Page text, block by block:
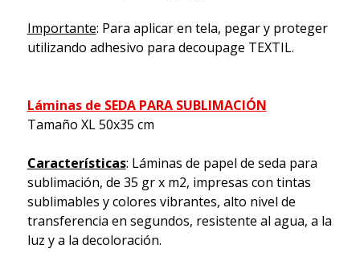
Importante: Para aplicar en tela, pegar y proteger
utilizando adhesivo para decoupage TEXTIL.
Láminas de SEDA PARA SUBLIMACIÓN
Tamaño XL 50x35 cm
Características: Láminas de papel de seda para
sublimación, de 35 gr x m2, impresas con tintas
sublimables y colores vibrantes, alto nivel de
transferencia en segundos, resistente al agua, a la
luz y a la decoloración.